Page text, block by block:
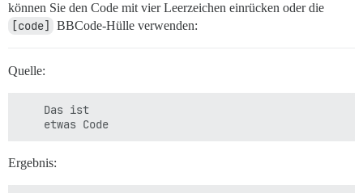
können Sie den Code mit vier Leerzeichen einrücken oder die
[code] BBCode-Hülle verwenden:
Quelle:
    Das ist
Ergebnis: